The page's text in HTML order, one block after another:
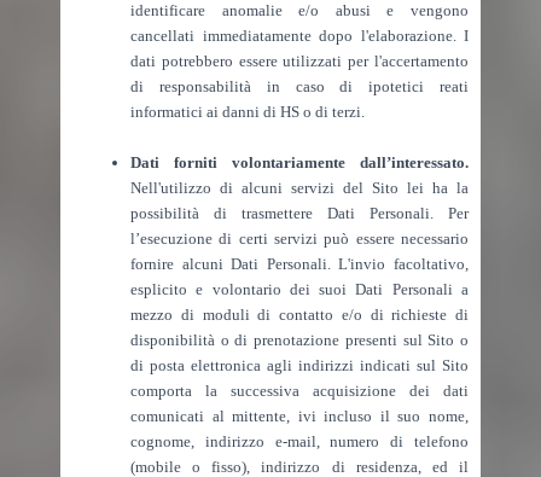
identificare anomalie e/o abusi e vengono
cancellati immediatamente dopo l'elaborazione. I
dati potrebbero essere utilizzati per l'accertamento
di responsabilità in caso di ipotetici reati
informatici ai danni di HS o di terzi.
Dati forniti volontariamente dall’interessato.
Nell'utilizzo di alcuni servizi del Sito lei ha la
possibilità di trasmettere Dati Personali. Per
l’esecuzione di certi servizi può essere necessario
fornire alcuni Dati Personali. L'invio facoltativo,
esplicito e volontario dei suoi Dati Personali a
mezzo di moduli di contatto e/o di richieste di
disponibilità o di prenotazione presenti sul Sito o
di posta elettronica agli indirizzi indicati sul Sito
comporta la successiva acquisizione dei dati
comunicati al mittente, ivi incluso il suo nome,
cognome, indirizzo e-mail, numero di telefono
(mobile o fisso), indirizzo di residenza, ed il